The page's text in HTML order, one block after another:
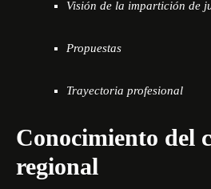
Visión de la impartición de
Propuestas
Trayectoria profesional
Conocimiento del
regional